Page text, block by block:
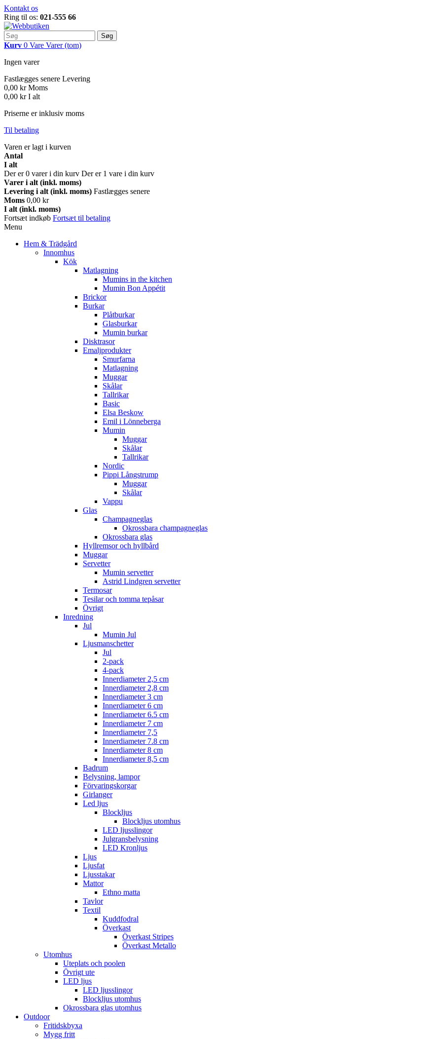
Kontakt os
Ring til os: 021-555 66
Søg
Kurv 0 Vare Varer (tom)
Ingen varer
Fastlægges senere Levering
0,00 kr Moms
0,00 kr I alt
Priserne er inklusiv moms
Til betaling
Varen er lagt i kurven
Antal
I alt
Der er0 varer i din kurv Der er 1 vare i din kurv
Varer i alt (inkl. moms)
Levering i alt (inkl. moms) Fastlægges senere
Moms 0,00 kr
I alt (inkl. moms)
Fortsæt indkøb Fortsæt til betaling
Menu
Hem & Trädgård
Innomhus
Kök
Matlagning
Mumins in the kitchen
Mumin Bon Appétit
Brickor
Burkar
Plåtburkar
Glasburkar
Mumin burkar
Disktrasor
Emaljprodukter
Smurfarna
Matlagning
Muggar
Skålar
Tallrikar
Basic
Elsa Beskow
Emil i Lönneberga
Mumin
Muggar
Skålar
Tallrikar
Nordic
Pippi Långstrump
Muggar
Skålar
Vappu
Glas
Champagneglas
Okrossbara champagneglas
Okrossbara glas
Hyllremsor och hyllbård
Muggar
Servetter
Mumin servetter
Astrid Lindgren servetter
Termosar
Tesilar och tomma tepåsar
Övrigt
Inredning
Jul
Mumin Jul
Ljusmanschetter
Jul
2-pack
4-pack
Innerdiameter 2,5 cm
Innerdiameter 2,8 cm
Innerdiameter 3 cm
Innerdiameter 6 cm
Innerdiameter 6.5 cm
Innerdiameter 7 cm
Innerdiameter 7,5
Innerdiameter 7.8 cm
Innerdiameter 8 cm
Innerdiameter 8,5 cm
Badrum
Belysning, lampor
Förvaringskorgar
Girlanger
Led ljus
Blockljus
Blockljus utomhus
LED ljusslingor
Julgransbelysning
LED Kronljus
Ljus
Ljusfat
Ljusstakar
Mattor
Ethno matta
Tavlor
Textil
Kuddfodral
Överkast
Överkast Stripes
Överkast Metallo
Utomhus
Uteplats och poolen
Övrigt ute
LED ljus
LED ljusslingor
Blockljus utomhus
Okrossbara glas utomhus
Outdoor
Fritidskbyxa
Mygg fritt